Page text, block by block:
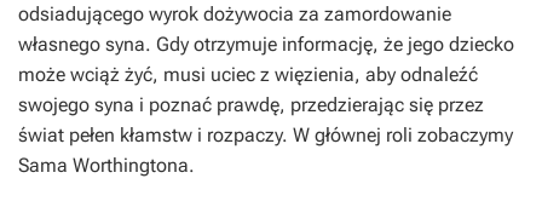
odsiadującego wyrok dożywocia za zamordowanie
własnego syna. Gdy otrzymuje informację, że jego dziecko
może wciąż żyć, musi uciec z więzienia, aby odnaleźć
swojego syna i poznać prawdę, przedzierając się przez
świat pełen kłamstw i rozpaczy. W głównej roli zobaczymy
Sama Worthingtona.